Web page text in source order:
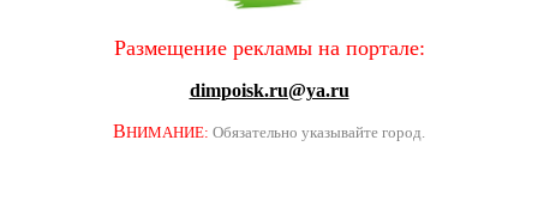
Размещение рекламы на портале:
dimpoisk.ru@ya.ru
ВНИМАНИЕ: Обязательно указывайте город.